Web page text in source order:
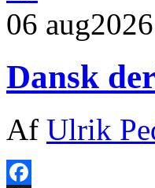
06 aug2026
Dansk
Af Ulrik